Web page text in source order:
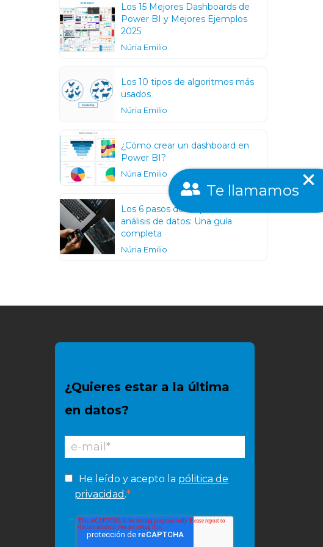
Los 15 Mejores Dashboards de
Power BI y Mejores Ejemplos
2025
Núria Emilio
Los 10 tipos de algoritmos más
usados
Núria Emilio
¿Cómo crear un dashboard en
Power BI?
Núria Emilio
Los 6 pasos de un proceso de un
análisis de datos: Una guía
completa
Núria Emilio
Te llamamos
¿Quieres estar a la última
en datos?
He leído y acepto la pólitica de
privacidad .*